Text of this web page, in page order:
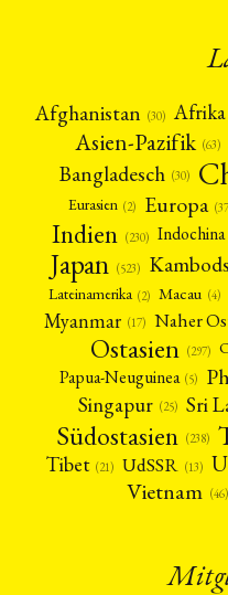
MITGLIEDERBEREICH
Afghanistan (30) Afrika
Asien-Pazifik (63)
Bangladesch (30)
Eurasien (2) Europa
Indien (230) Indochina
Japan (523)
Lateinamerika (2) Macau (4)
Myanmar (17) Naher
Ostasien (297)
Papua-Neuguinea (5)
Singapur (25) Sri
Südostasien (238)
Tibet (21) UdSSR (13)
Vietnam (46)